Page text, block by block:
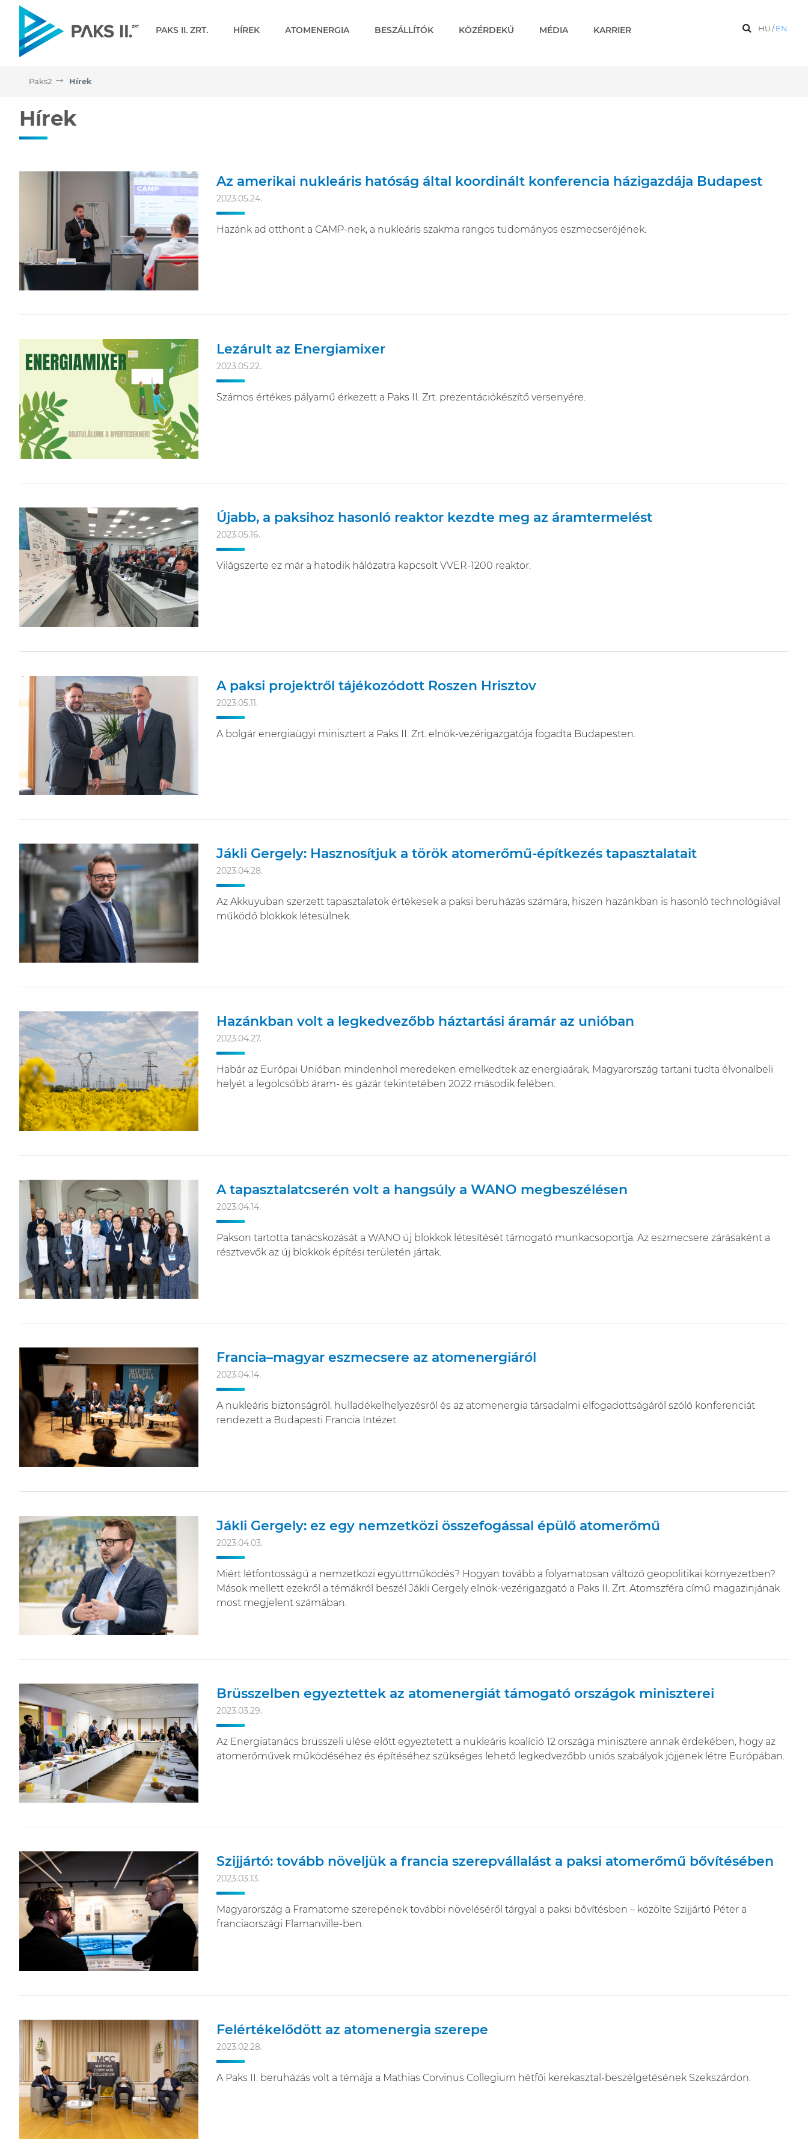
PAKS II. ZRT. HÍREK ATOMENERGIA BESZÁLLÍTÓK KÖZÉRDEKŰ MÉDIA KARRIER HU/EN
Paks2 Hírek
Hírek
Hírek
Az amerikai nukleáris hatóság által koordinált konferencia házigazdája Budapest
2023.05.24.
Hazánk ad otthont a CAMP-nek, a nukleáris szakma rangos tudományos eszmecseréjének.
Lezárult az Energiamixer
2023.05.22.
Számos értékes pályamű érkezett a Paks II. Zrt. prezentációkészítő versenyére.
Újabb, a paksihoz hasonló reaktor kezdte meg az áramtermelést
2023.05.16.
Világszerte ez már a hatodik hálózatra kapcsolt VVER-1200 reaktor.
A paksi projektről tájékozódott Roszen Hrisztov
2023.05.11.
A bolgár energiaügyi minisztert a Paks II. Zrt. elnök-vezérigazgatója fogadta Budapesten.
Jákli Gergely: Hasznosítjuk a török atomerőmű-építkezés tapasztalatait
2023.04.28.
Az Akkuyuban szerzett tapasztalatok értékesek a paksi beruházás számára, hiszen hazánkban is hasonló technológiával
működő blokkok létesülnek.
Hazánkban volt a legkedvezőbb háztartási áramár az unióban
2023.04.27.
Habár az Európai Unióban mindenhol meredeken emelkedtek az energiaárak, Magyarország tartani tudta élvonalbeli
helyét a legolcsóbb áram- és gázár tekintetében 2022 második felében.
A tapasztalatcserén volt a hangsúly a WANO megbeszélésen
2023.04.14.
Pakson tartotta tanácskozását a WANO új blokkok létesítését támogató munkacsoportja. Az eszmecsere zárásaként a
résztvevők az új blokkok építési területén jártak.
Francia–magyar eszmecsere az atomenergiáról
2023.04.14.
A nukleáris biztonságról, hulladékelhelyezésről és az atomenergia társadalmi elfogadottságáról szóló konferenciát
rendezett a Budapesti Francia Intézet.
Jákli Gergely: ez egy nemzetközi összefogással épülő atomerőmű
2023.04.03.
Miért létfontosságú a nemzetközi együttműködés? Hogyan tovább a folyamatosan változó geopolitikai környezetben?
Mások mellett ezekről a témákról beszél Jákli Gergely elnök-vezérigazgató a Paks II. Zrt. Atomszféra című magazinjának
most megjelent számában.
Brüsszelben egyeztettek az atomenergiát támogató országok miniszterei
2023.03.29.
Az Energiatanács brüsszeli ülése előtt egyeztetett a nukleáris koalíció 12 országa minisztere annak érdekében, hogy az
atomerőművek működéséhez és építéséhez szükséges lehető legkedvezőbb uniós szabályok jöjjenek létre Európában.
Szijjártó: tovább növeljük a francia szerepvállalást a paksi atomerőmű bővítésében
2023.03.13.
Magyarország a Framatome szerepének további növeléséről tárgyal a paksi bővítésben – közölte Szijjártó Péter a
franciaországi Flamanville-ben.
Felértékelődött az atomenergia szerepe
2023.02.28.
A Paks II. beruházás volt a témája a Mathias Corvinus Collegium hétfői kerekasztal-beszélgetésének Szekszárdon.